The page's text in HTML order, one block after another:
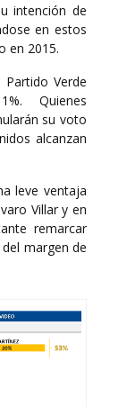
intención de
en estos
en 2015.
Verde
Quienes
su voto
alcanzan
leve ventaja
Villar y en
remarcar
margen de